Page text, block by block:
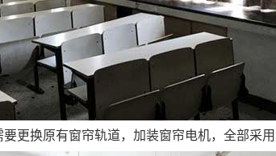
更换原有窗帘轨道，加装窗帘电机，全部采